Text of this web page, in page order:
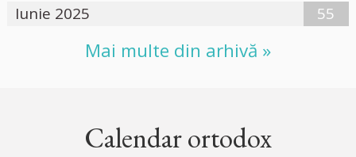
Iunie 2025
55
Mai multe din arhivă »
Calendar ortodox